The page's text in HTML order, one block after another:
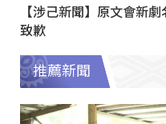
【涉己新聞】原文會新
致歉
推薦新聞